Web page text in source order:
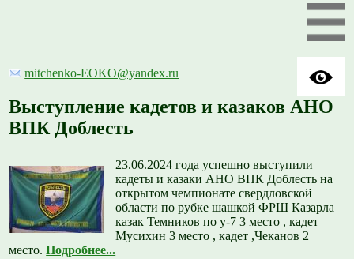
mitchenko-EOKO@yandex.ru
Выступление кадетов и казаков АНО
ВПК Доблесть
23.06.2024 года успешно выступили
кадеты и казаки АНО ВПК Доблесть на
открытом чемпионате свердловской
области по рубке шашкой ФРШ Казарла
казак Темников по у-7 3 место , кадет
Мусихин 3 место , кадет ,Чеканов 2
место.Подробнее...